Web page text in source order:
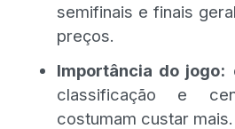
semifinais e finais
preços.
Importância do jogo:
classificação e
costumam custar mais.